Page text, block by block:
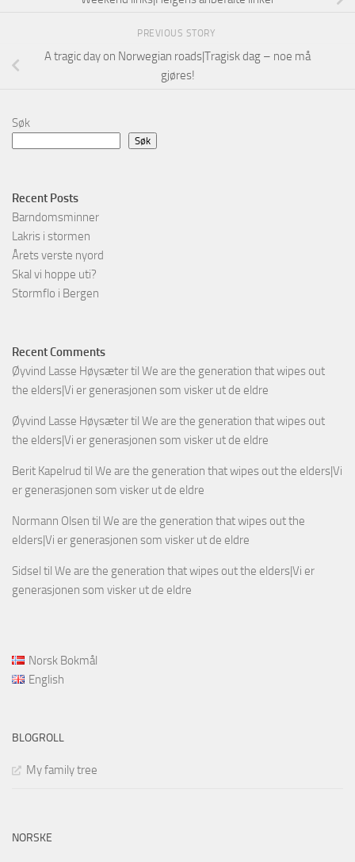
PREVIOUS STORY
A tragic day on Norwegian roads|Tragisk dag – noe må
gjøres!
Søk
Søk
Recent Posts
Barndomsminner
Lakris i stormen
Årets verste nyord
Skal vi hoppe uti?
Stormflo i Bergen
Recent Comments
Øyvind Lasse Høysætertil We are the generation that wipes out
the elders|Vi er generasjonen som visker ut de eldre
Øyvind Lasse Høysætertil We are the generation that wipes out
the elders|Vi er generasjonen som visker ut de eldre
Berit Kapelrud til We are the generation that wipes out the elders|Vi
er generasjonen som visker ut de eldre
Normann Olsen til We are the generation that wipes out the
elders|Vi er generasjonen som visker ut de eldre
Sidsel til We are the generation that wipes out the elders|Vi er
generasjonen som visker ut de eldre
Norsk Bokmål
English
BLOGROLL
My family tree
NORSKE